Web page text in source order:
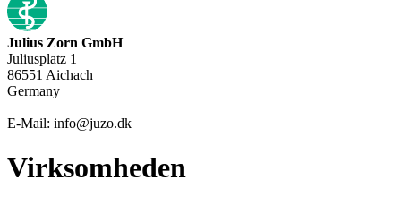
Julius Zorn GmbH
Juliusplatz 1
86551 Aichach
Germany
E-Mail: info@juzo.dk
Virksomheden